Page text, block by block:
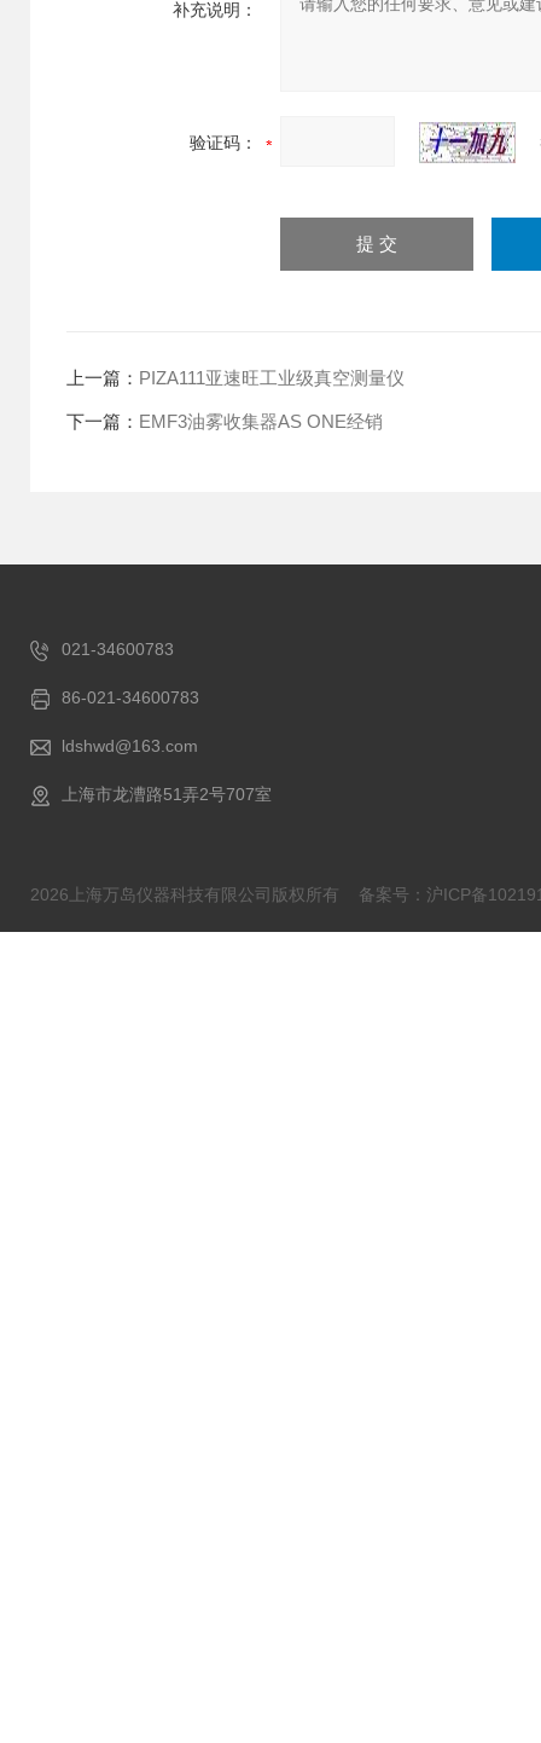
补充说明：
验证码：
上一篇： PIZA111亚速旺工业级真空测量仪
下一篇： EMF3油雾收集器AS ONE经销
021-34600783
86-021-34600783
ldshwd@163.com
上海市龙漕路51弄2号707室
2026上海万岛仪器科技有限公司版权所有 备案号：沪ICP备